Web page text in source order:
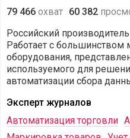
79 466 охват 60 382
Российский
Работает с большинством
оборудования,
используемого для
автоматизации сбора
Эксперт журналов
Автоматизация торговли